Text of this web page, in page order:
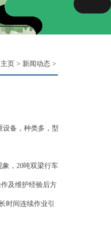
主页 > 新闻动态 >
设备，种类多，型
，20吨双梁行车
及维护经验后方
间连续作业引